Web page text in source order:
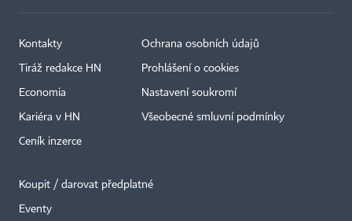
Kontakty
Tiráž redakce HN
Economia
Kariéra v HN
Ceník inzerce
Ochrana osobních údajů
Prohlášení o cookies
Nastavení soukromí
Všeobecné smluvní podmínky
Koupit / darovat předplatné
Eventy